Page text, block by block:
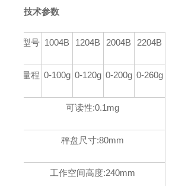
技术参数
型号 1004B 1204B 2004B 2204B
量程 0-100g 0-120g 0-200g 0-260g
可读性:0.1mg
秤盘尺寸:80mm
工作空间高度:240mm